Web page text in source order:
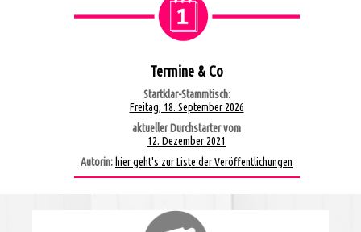
Termine & Co
Startklar-Stammtisch:
Freitag, 18. September 2026
aktueller Durchstarter vom
12. Dezember 2021
Autorin: hier geht's zur Liste der Veröffentlichungen